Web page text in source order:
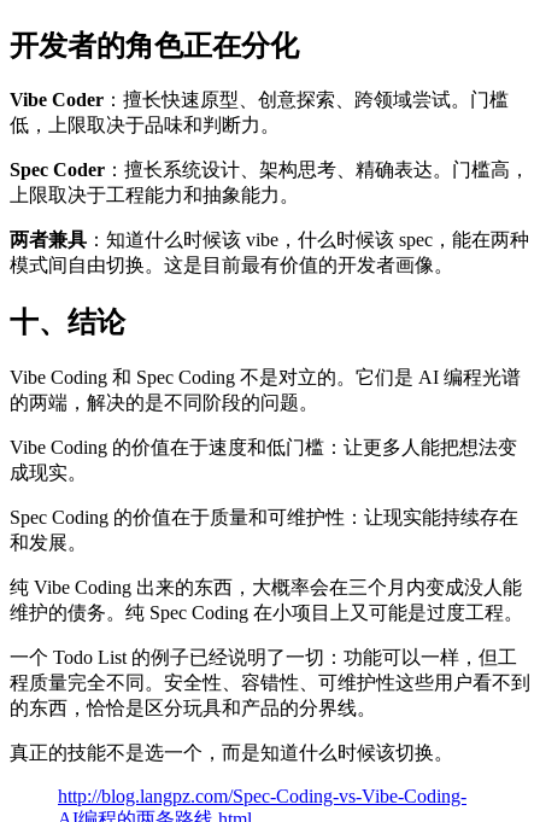
开发者的角色正在分化
Vibe Coder ：擅长快速原型、创意探索、跨领域尝试。门槛
低，上限取决于品味和判断力。
Spec Coder ：擅长系统设计、架构思考、精确表达。门槛高，
上限取决于工程能力和抽象能力。
两者兼具 ：知道什么时候该 vibe，什么时候该 spec，能在两种
模式间自由切换。这是目前最有价值的开发者画像。
十、结论
Vibe Coding 和 Spec Coding 不是对立的。它们是 AI 编程光谱
的两端，解决的是不同阶段的问题。
Vibe Coding 的价值在于速度和低门槛：让更多人能把想法变
成现实。
Spec Coding 的价值在于质量和可维护性：让现实能持续存在
和发展。
纯 Vibe Coding 出来的东西，大概率会在三个月内变成没人能
维护的债务。纯 Spec Coding 在小项目上又可能是过度工程。
一个 Todo List 的例子已经说明了一切：功能可以一样，但工
程质量完全不同。安全性、容错性、可维护性这些用户看不到
的东西，恰恰是区分玩具和产品的分界线。
真正的技能不是选一个，而是知道什么时候该切换。
http://blog.langpz.com/Spec-Coding-vs-Vibe-Coding-